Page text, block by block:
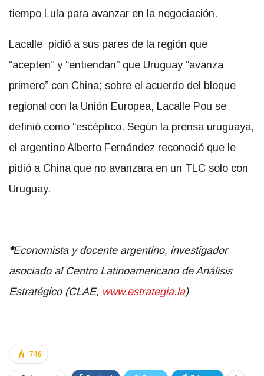
tiempo Lula para avanzar en la negociación.
Lacalle pidió a sus pares de la región que
“acepten” y “entiendan” que Uruguay “avanza
primero” con China; sobre el acuerdo del bloque
regional con la Unión Europea, Lacalle Pou se
definió como “escéptico. Según la prensa uruguaya,
el argentino Alberto Fernández reconoció que le
pidió a China que no avanzara en un TLC solo con
Uruguay.
*Economista y docente argentino, investigador
asociado al Centro Latinoamericano de Análisis
Estratégico (CLAE, www.estrategia.la)
746